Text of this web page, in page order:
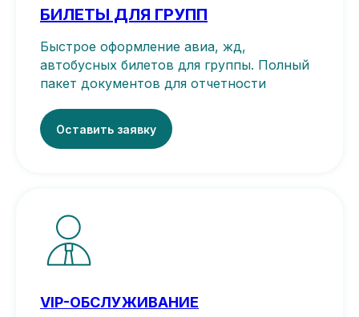
БИЛЕТЫ ДЛЯ ГРУПП
Быстрое оформление авиа, жд,
автобусных билетов для группы. Полный
пакет документов для отчетности
Оставить заявку
VIP-ОБСЛУЖИВАНИЕ